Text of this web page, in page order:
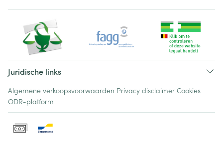
Juridische links
Algemene verkoopsvoorwaarden Privacy disclaimer Cookies
ODR-platform